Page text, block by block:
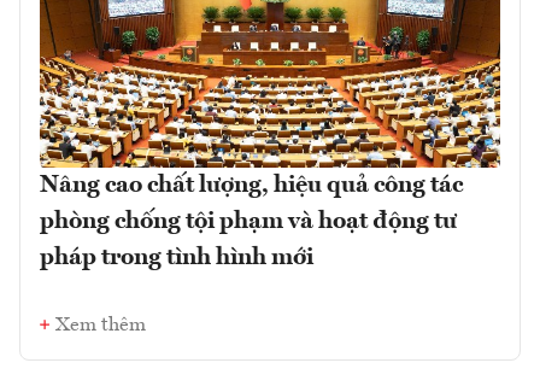
Nâng cao chất lượng, hiệu quả công tác
phòng chống tội phạm và hoạt động tư
pháp trong tình hình mới
Xem thêm